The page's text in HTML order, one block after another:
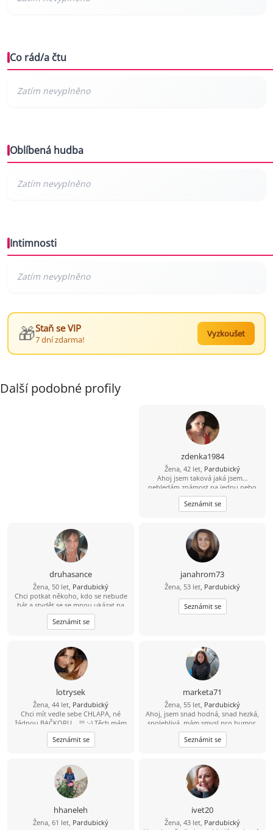
Co rád/a čtu
Oblíbená hudba
Intimnosti
🎁Staň se VIP
7 dní zdarma!
Vyzkoušet
Další podobné profily
zdenka1984
Žena, 42 let, Pardubický
Ahoj jsem taková jaká jsem…
nehledám známost na jednu nebo
dvě noci… hledám vztah který bude
trvat už na vždy ❤️
Seznámit se
druhasance
Žena, 50 let, Pardubický
Chci potkat někoho, kdo se nebude
bát a stydět se se mnou ukázat na
ulici, vzít mě za ruku nebo mi dát
pusu…..nechci jen nabídky sexu za
zavřenými dveřmi
Seznámit se
janahrom73
Žena, 53 let, Pardubický
Seznámit se
lotrysek
Žena, 44 let, Pardubický
Chci mít vedle sebe CHLAPA, né
žádnou BAČKORU... !!! :-) Těch mám
doma v botníku dost :-)
Seznámit se
marketa71
Žena, 55 let, Pardubický
Ahoj, jsem snad hodná, snad hezká,
spolehlivá, mám smysl pro humor,
věrná, ohleduplná. Ráda chodím do
kina, mám ráda lidi a zvířata.
Hledám hodného, spolehlivého
hezký život.
Seznámit se
hhaneleh
Žena, 61 let, Pardubický
ivet20
Žena, 43 let, Pardubický